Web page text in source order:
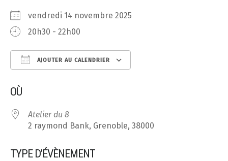
vendredi 14 novembre 2025
20h30 - 22h00
AJOUTER AU CALENDRIER
OÙ
Atelier du 8
2 raymond Bank, Grenoble, 38000
TYPE D’ÉVÈNEMENT